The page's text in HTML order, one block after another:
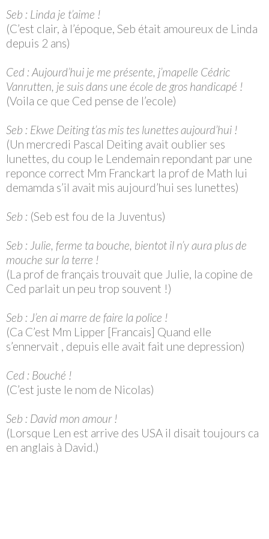
Seb : Linda je t’aime !
(C’est clair, à l’époque, Seb était amoureux de Linda
depuis 2 ans)
Ced : Aujourd’hui je me présente, j’mapelle Cédric
Vanrutten, je suis dans une école de gros handicapé !
(Voila ce que Ced pense de l’ecole)
Seb : Ekwe Deiting t’as mis tes lunettes aujourd’hui !
(Un mercredi Pascal Deiting avait oublier ses
lunettes, du coup le Lendemain repondant par une
reponce correct Mm Franckart la prof de Math lui
demamda s’il avait mis aujourd’hui ses lunettes)
Seb : (Seb est fou de la Juventus)
Seb : Julie, ferme ta bouche, bientot il n’y aura plus de
mouche sur la terre !
(La prof de français trouvait que Julie, la copine de
Ced parlait un peu trop souvent !)
Seb : J’en ai marre de faire la police !
(Ca C’est Mm Lipper [Francais] Quand elle
s’ennervait , depuis elle avait fait une depression)
Ced : Bouché !
(C’est juste le nom de Nicolas)
Seb : David mon amour !
(Lorsque Len est arrive des USA il disait toujours ca
en anglais à David.)